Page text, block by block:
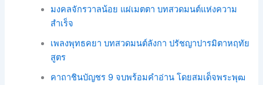
มงคลจักรวาลน้อย แผ่เมตตา บทสวดมนต์แห่งความ
สำเร็จ
เพลงพุทธคยา บทสวดมนต์ลังกา ปรัชญาปารมิตาหฤทัย
สูตร
คาถาชินบัญชร 9 จบพร้อมคําอ่าน โดยสมเด็จพระพุฒ